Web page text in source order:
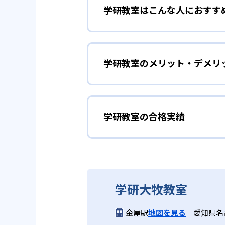
学研教室は、0･1･2歳から高校
先して学習を進める「無学年方
ができるため、一度立ち止まっ
02 生徒それ
学研教室の個別指導では、生徒
画を設計する。また、生徒そ
ルステップの教材となっている
03 週2回の教
学研教室では、週2回の教室学
学研教室はこんな人におすす
勉強全体の底力を上げた
学研教室は、生徒の「わかった
しており、わからない問題があ
「見える力」だけでなく、学習
を向上させたい人に向いている。
てて考える力の育成を、国語で
り離さず、くり返し学習と毎
る。
長時間の勉強が苦手な人
学研教室のメリット・デメリ
どんなメリットがある？
学研教室が持つ最大のメリット
教材を使用している点だ。この
ら応用まで、少しずつステップ
ている。
学研教室の先生は、研修会や勉
いう理念のもとで生徒一人ひと
ら学習をスタートする。この指
学研教室の合格実績
学研教室の合格実績は、公式サ
学研大牧教室
金屋駅地図を見る 愛知県